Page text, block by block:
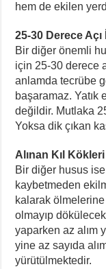
hem de ekilen
25-30 Derece Açı
Bir diğer önemli
için 25-30 derece
anlamda tecrübe
başaramaz. Yatık
değildir. Mutlaka
Yoksa dik çıkan
Alınan Kıl
Bir diğer husus
kaybetmeden
kalarak ölmelerine
olmayıp
yaparken az alım
yine az sayıda
yürütülmektedir.